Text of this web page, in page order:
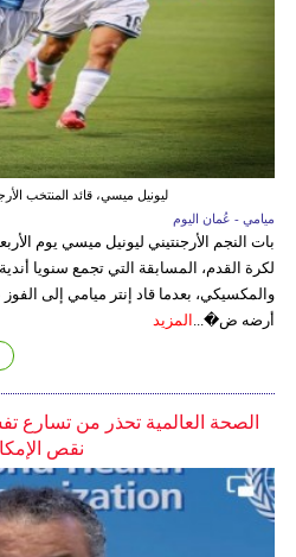
ليونيل ميسي، قائد المنتخب
ميامي - عُمان اليوم
بات النجم الأرجنتيني ليونيل ميسي يوم
لكرة القدم، المسابقة التي تجمع سنويا
أرضه ض�...
المزيد
الصحة العالمية تحذر من تسارع
نقص